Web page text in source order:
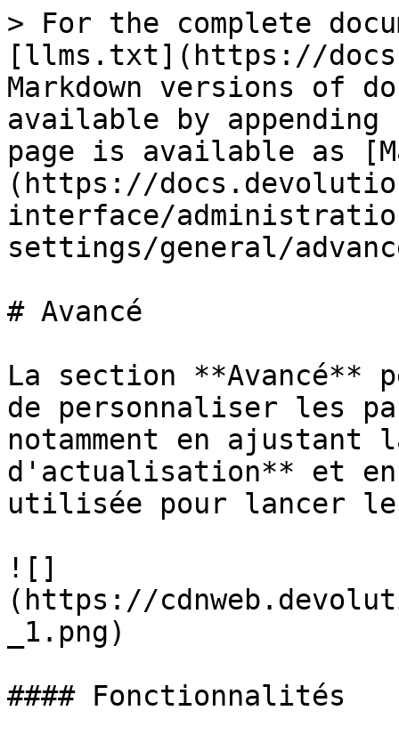
> For the complete
[llms.txt](https://
Markdown versions of
available by
page is available as
(https://
interface/
settings/general/
# Avancé
La section **Avancé**
de personnaliser les
notamment en
d'actualisation** et
utilisée pour lancer
![]
(https://
_1.png)
#### Fonctionnalités